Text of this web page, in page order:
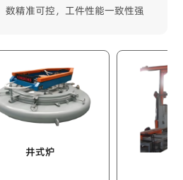
数精准可控，工件性能一致性强